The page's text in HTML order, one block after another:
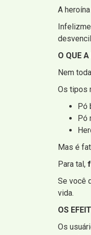
A
O QUE A
Nem
Os tipos
Pó
Pó
Mas é
Para tal,
Se você
vida.
OS
Os